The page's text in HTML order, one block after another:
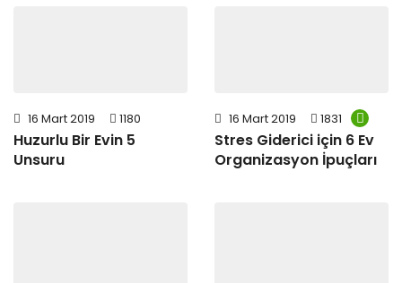
16 Mart 2019 1180
Huzurlu Bir Evin 5
Unsuru
16 Mart 2019 1831
Stres Giderici için 6 Ev
Organizasyon İpuçları